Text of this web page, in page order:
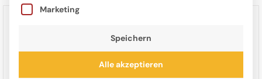
Marketing
Speichern
Alle akzeptieren